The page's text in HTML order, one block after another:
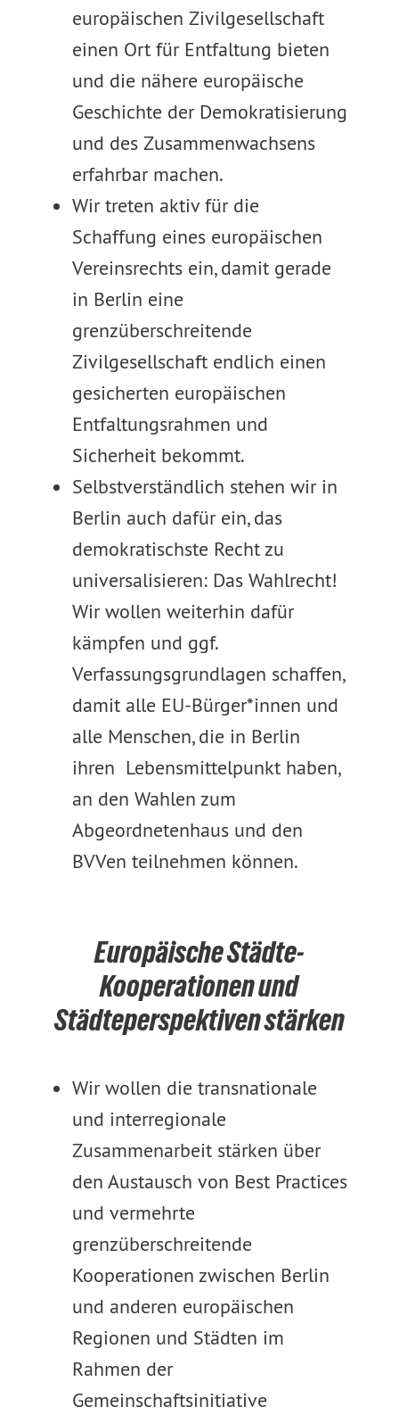
europäischen Zivilgesellschaft
einen Ort für Entfaltung bieten
und die nähere europäische
Geschichte der Demokratisierung
und des Zusammenwachsens
erfahrbar machen.
Wir treten aktiv für die
Schaffung eines europäischen
Vereinsrechts ein, damit gerade
in Berlin eine
grenzüberschreitende
Zivilgesellschaft endlich einen
gesicherten europäischen
Entfaltungsrahmen und
Sicherheit bekommt.
Selbstverständlich stehen wir in
Berlin auch dafür ein, das
demokratischste Recht zu
universalisieren: Das Wahlrecht!
Wir wollen weiterhin dafür
kämpfen und ggf.
Verfassungsgrundlagen schaffen,
damit alle EU-Bürger*innen und
alle Menschen, die in Berlin
ihren Lebensmittelpunkt haben,
an den Wahlen zum
Abgeordnetenhaus und den
BVVen teilnehmen können.
Europäische Städte-
Kooperationen und
Städteperspektiven stärken
Wir wollen die transnationale
und interregionale
Zusammenarbeit stärken über
den Austausch von Best Practices
und vermehrte
grenzüberschreitende
Kooperationen zwischen Berlin
und anderen europäischen
Regionen und Städten im
Rahmen der
Gemeinschaftsinitiative